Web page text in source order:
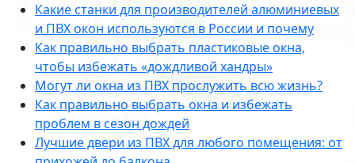
Какие станки для производителей алюминиевых
и ПВХ окон используются в России и почему
Как правильно выбрать пластиковые окна,
чтобы избежать «дождливой хандры»
Могут ли окна из ПВХ прослужить всю жизнь?
Как правильно выбрать окна и избежать
проблем в сезон дождей
Лучшие двери из ПВХ для любого помещения: от